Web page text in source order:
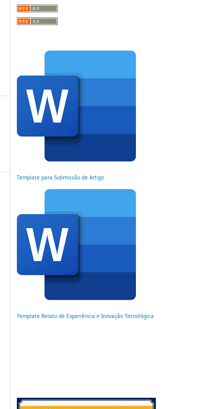
Template para Submissão de Artigo
Template Relato de Experiência e Inovação Tecnológica